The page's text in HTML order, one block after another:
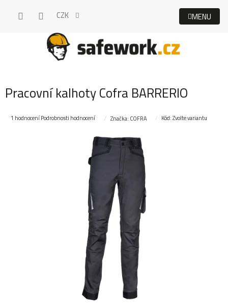
CZK
Pracovní kalhoty Cofra BARRERIO
Průměrné
1 hodnoceníPodrobnosti hodnocení Značka: COFRA Kód:Zvolte variantu